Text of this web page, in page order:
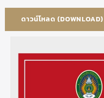
ดาวน์โหลด (DOWNLOAD)